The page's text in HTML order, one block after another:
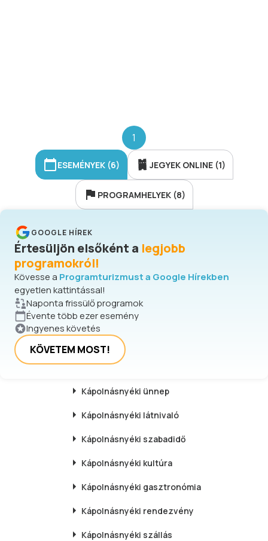
1
ESEMÉNYEK (6) JEGYEK ONLINE (1)
PROGRAMHELYEK (8)
GOOGLE HÍREK
Értesüljön elsőként a legjobb
programokról!
Kövesse a Programturizmust a Google Hírekben
egyetlen kattintással!
Naponta frissülő programok
Évente több ezer esemény
Ingyenes követés
KÖVETEM MOST!
Kápolnásnyéki ünnep
Kápolnásnyéki látnivaló
Kápolnásnyéki szabadidő
Kápolnásnyéki kultúra
Kápolnásnyéki gasztronómia
Kápolnásnyéki rendezvény
Kápolnásnyéki szállás